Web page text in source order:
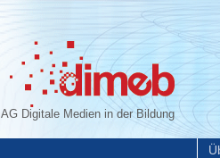
AG Digitale Medien in der Bildung